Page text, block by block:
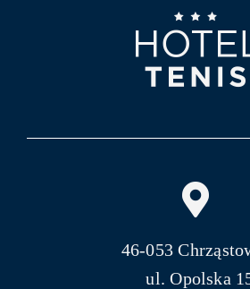
46-053
ul. Opolska